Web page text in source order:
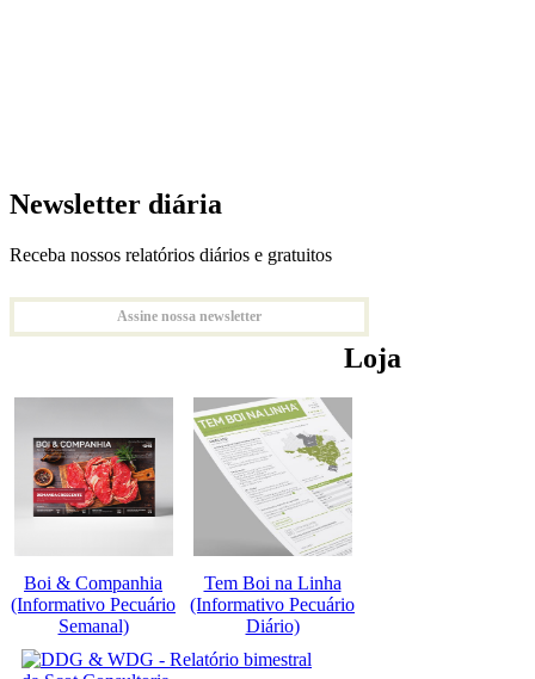
Newsletter diária
Receba nossos relatórios diários e gratuitos
Assine nossa newsletter
Loja
Boi & Companhia
(Informativo Pecuário
Semanal)
Tem Boi na Linha
(Informativo Pecuário
Diário)